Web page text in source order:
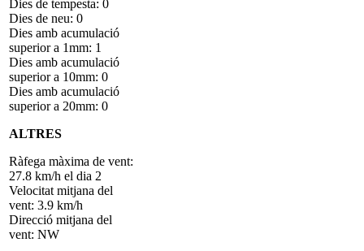
Dies de tempesta: 0
Dies de neu: 0
Dies amb acumulació
superior a 1mm: 1
Dies amb acumulació
superior a 10mm: 0
Dies amb acumulació
superior a 20mm: 0
ALTRES
Ràfega màxima de vent:
27.8 km/h el dia 2
Velocitat mitjana del
vent: 3.9 km/h
Direcció mitjana del
vent: NW